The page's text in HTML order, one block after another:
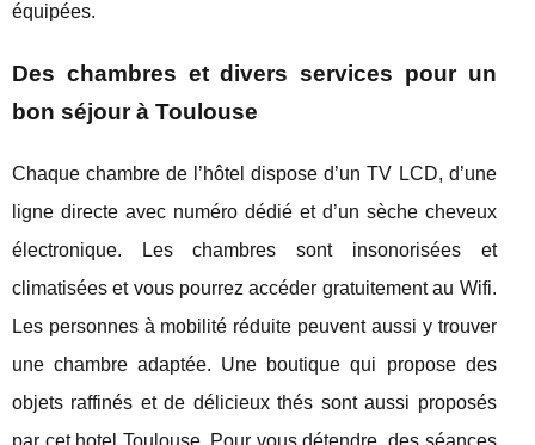
équipées.
Des chambres et divers services pour un
bon séjour à Toulouse
Chaque chambre de l’hôtel dispose d’un TV LCD, d’une
ligne directe avec numéro dédié et d’un sèche cheveux
électronique. Les chambres sont insonorisées et
climatisées et vous pourrez accéder gratuitement au Wifi.
Les personnes à mobilité réduite peuvent aussi y trouver
une chambre adaptée. Une boutique qui propose des
objets raffinés et de délicieux thés sont aussi proposés